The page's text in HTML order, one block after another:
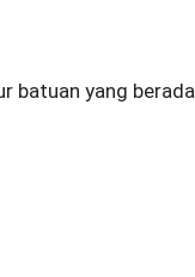
batuan yang berada